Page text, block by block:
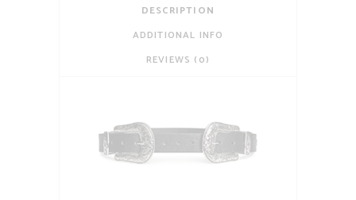
DESCRIPTION
ADDITIONAL INFO
REVIEWS (0)